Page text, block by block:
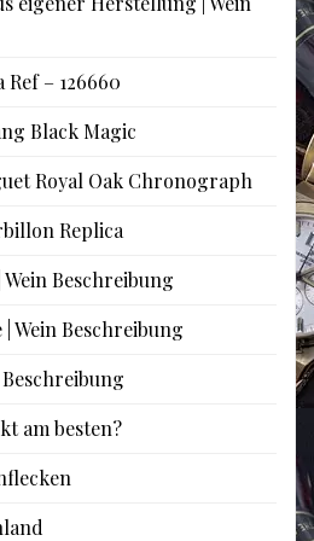
Ref – 126660
Black Magic
Royal Oak Chronograph
Replica
Beschreibung
Wein Beschreibung
am besten?